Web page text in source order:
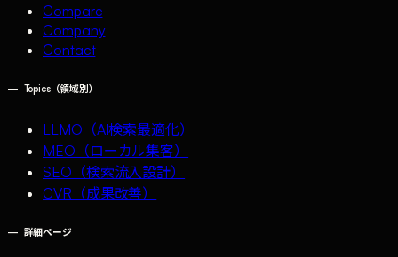
Compare
Company
Contact
— Topics（領域別）
LLMO（AI検索最適化）
MEO（ローカル集客）
SEO（検索流入設計）
CVR（成果改善）
— 詳細ページ